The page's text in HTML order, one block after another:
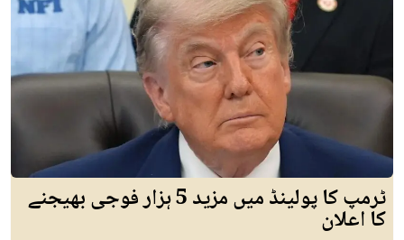
ٹرمپ کا پولینڈ میں مزید 5 ہزار فوجی بھیجنے
کا اعلان